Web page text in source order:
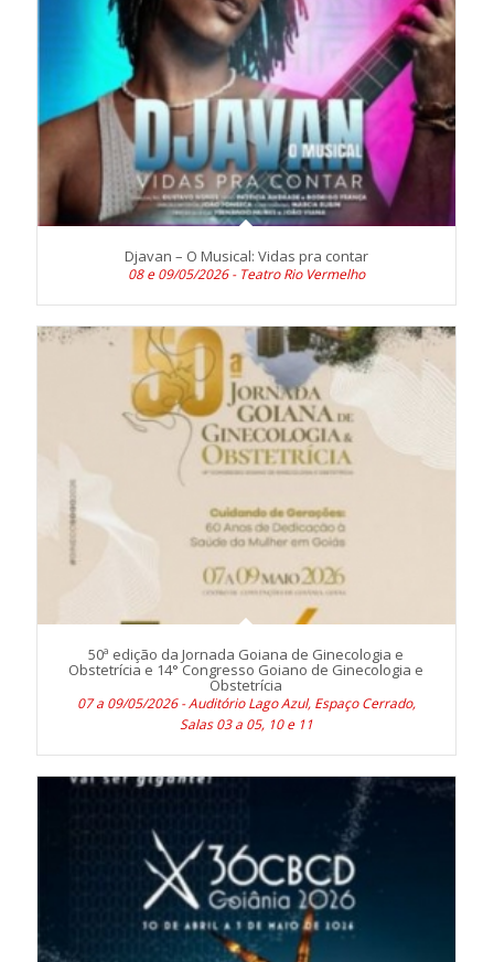
Djavan – O Musical: Vidas pra contar
08 e 09/05/2026 - Teatro Rio Vermelho
50ª edição da Jornada Goiana de Ginecologia e
Obstetrícia e 14° Congresso Goiano de Ginecologia e
Obstetrícia
07 a 09/05/2026 - Auditório Lago Azul, Espaço Cerrado,
Salas 03 a 05, 10 e 11